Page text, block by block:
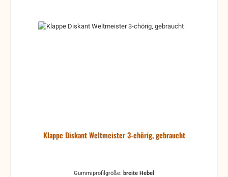
Klappe Diskant Weltmeister 3-chörig, gebraucht
Gummiprofilgröße: breite Hebel